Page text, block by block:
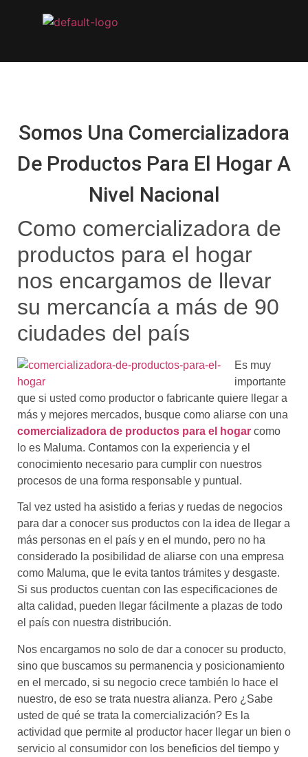
Somos Una Comercializadora
De Productos Para El Hogar A
Nivel Nacional
Como comercializadora de
productos para el hogar
nos encargamos de llevar
su mercancía a más de 90
ciudades del país
Es muy
importante
que si usted como productor o fabricante quiere llegar a
más y mejores mercados, busque como aliarse con una
comercializadora de productos para el hogar como
lo es Maluma. Contamos con la experiencia y el
conocimiento necesario para cumplir con nuestros
procesos de una forma responsable y puntual.
Tal vez usted ha asistido a ferias y ruedas de negocios
para dar a conocer sus productos con la idea de llegar a
más personas en el país y en el mundo, pero no ha
considerado la posibilidad de aliarse con una empresa
como Maluma, que le evita tantos trámites y desgaste.
Si sus productos cuentan con las especificaciones de
alta calidad, pueden llegar fácilmente a plazas de todo
el país con nuestra distribución.
Nos encargamos no solo de dar a conocer su producto,
sino que buscamos su permanencia y posicionamiento
en el mercado, si su negocio crece también lo hace el
nuestro, de eso se trata nuestra alianza. Pero ¿Sabe
usted de qué se trata la comercialización? Es la
actividad que permite al productor hacer llegar un bien o
servicio al consumidor con los beneficios del tiempo y